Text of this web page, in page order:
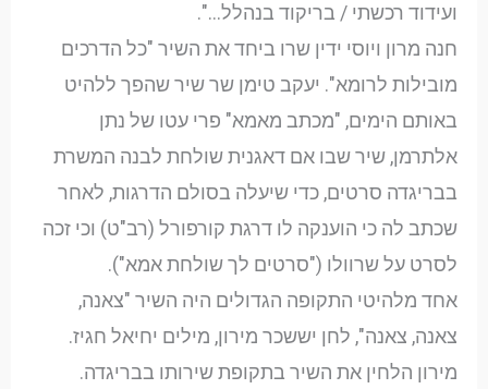
ועידוד רכשתי / בריקוד בנהלל…".
חנה מרון ויוסי ידין שרו ביחד את השיר "כל הדרכים
מובילות לרומא". יעקב טימן שר שיר שהפך ללהיט
באותם הימים, "מכתב מאמא" פרי עטו של נתן
אלתרמן, שיר שבו אם דאגנית שולחת לבנה המשרת
בבריגדה סרטים, כדי שיעלה בסולם הדרגות, לאחר
שכתב לה כי הוענקה לו דרגת קורפורל (רב"ט) וכי זכה
לסרט על שרוולו ("סרטים לך שולחת אמא").
אחד מלהיטי התקופה הגדולים היה השיר "צאנה,
צאנה, צאנה", לחן יששכר מירון, מילים יחיאל חגיז.
מירון הלחין את השיר בתקופת שירותו בבריגדה.